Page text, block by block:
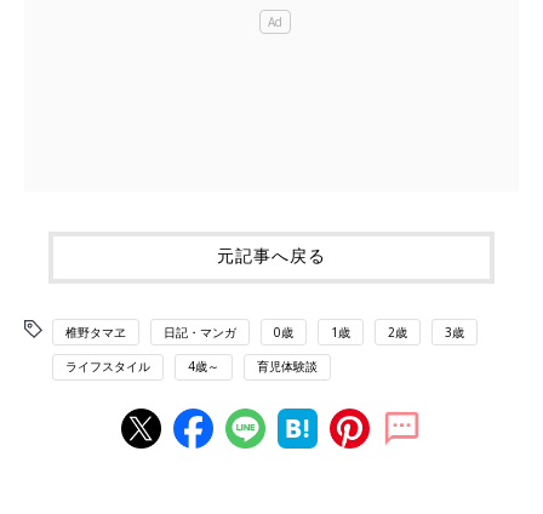
元記事へ戻る
椎野タマヱ 日記・マンガ 0歳 1歳 2歳 3歳
ライフスタイル 4歳～ 育児体験談